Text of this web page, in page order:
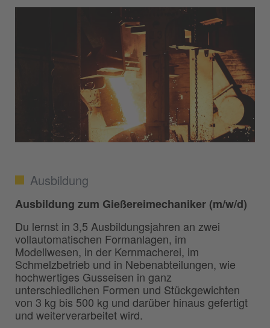
Ausbildung
Ausbildung zum Gießereimechaniker (m/w/d)
Du lernst in 3,5 Ausbildungsjahren an zwei
vollautomatischen Formanlagen, im
Modellwesen, in der Kernmacherei, im
Schmelzbetrieb und in Nebenabteilungen, wie
hochwertiges Gusseisen in ganz
unterschiedlichen Formen und Stückgewichten
von 3 kg bis 500 kg und darüber hinaus gefertigt
und weiterverarbeitet wird.